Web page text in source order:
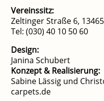
Vereinssitz:
Zeltinger Straße 6,
Tel: (030) 40 10 50 60
Design:
Janina Schubert
Konzept & Realisierung:
Sabine Lässig und
carpets.de